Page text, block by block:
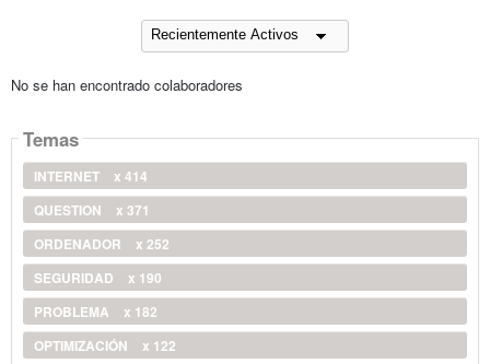
No se han encontrado colaboradores
Temas
INTERNET
x 414
QUESTION
x 371
ORDENADOR
x 252
SEGURIDAD
x 190
PROBLEMA
x 182
OPTIMIZACIÓN
x 122